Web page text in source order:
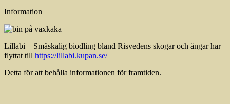
Information
Lillabi – Småskalig biodling bland Risvedens skogar och ängar har
flyttat till https://lillabi.kupan.se/
Detta för att behålla informationen för framtiden.